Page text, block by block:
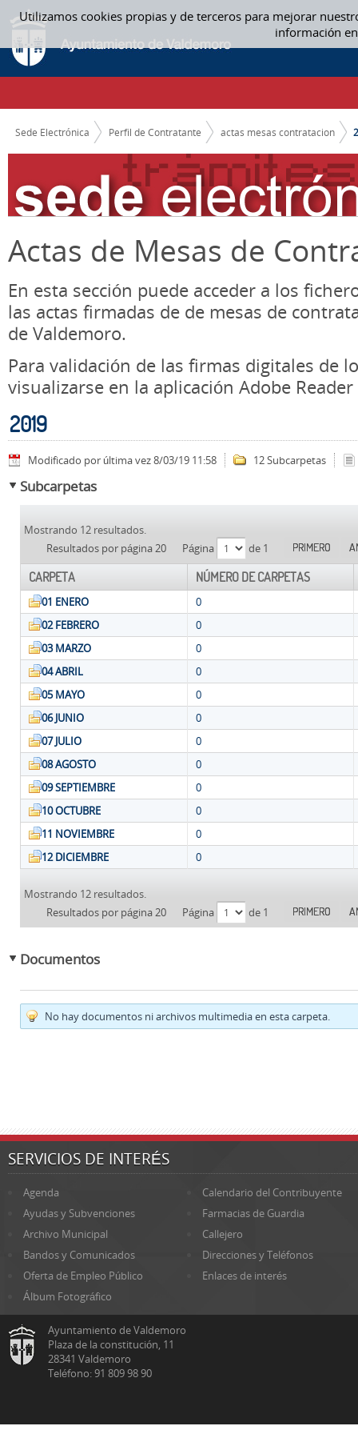
Utilizamos cookies propias y de terceros para mejorar
información
Saltar al contenido
2019 - ACTAS MESAS CONTRATACION
CAMINO DE MIGAS
Sede Electrónica Perfil de Contratante actas mesas contratacion
Actas de Mesas de
En esta sección puede acceder a los
las actas firmadas de de mesas de
de Valdemoro.
Para validación de las firmas digitales de
visualizarse en la aplicación Adobe Reader
2019
Modificado por última vez 8/03/19 11:58 12 Subcarpetas
Subcarpetas
Mostrando 12 resultados.
Resultados por página 20
Página de 1 PRIMERO
CARPETA NÚMERO DE CARPETAS
01 ENERO
0
02 FEBRERO
0
03 MARZO
0
04 ABRIL
0
05 MAYO
0
06 JUNIO
0
07 JULIO
0
08 AGOSTO
0
09 SEPTIEMBRE
0
10 OCTUBRE
0
11 NOVIEMBRE
0
12 DICIEMBRE
0
Mostrando 12 resultados.
Resultados por página 20
Página de 1 PRIMERO
Documentos
No hay documentos ni archivos multimedia en esta carpeta.
SERVICIOS DE INTERÉS
Agenda
Calendario del Contribuyente
Ayudas y Subvenciones
Farmacias de Guardia
Archivo Municipal
Callejero
Bandos y Comunicados
Direcciones y Teléfonos
Oferta de Empleo Público
Enlaces de interés
Álbum Fotográfico
Ayuntamiento de Valdemoro
Plaza de la constitución, 11
28341 Valdemoro
Teléfono: 91 809 98 90